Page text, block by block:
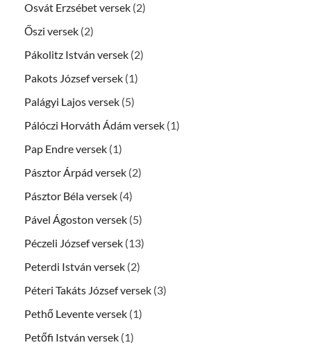
Osvát Erzsébet versek (2)
Őszi versek (2)
Pákolitz István versek (2)
Pakots József versek (1)
Palágyi Lajos versek (5)
Pálóczi Horváth Ádám versek (1)
Pap Endre versek (1)
Pásztor Árpád versek (2)
Pásztor Béla versek (4)
Pável Ágoston versek (5)
Péczeli József versek (13)
Peterdi István versek (2)
Péteri Takáts József versek (3)
Pethő Levente versek (1)
Petőfi István versek (1)